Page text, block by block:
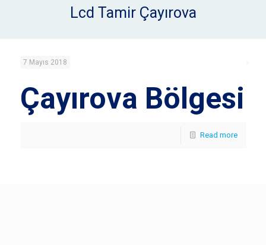
Lcd Tamir Çayırova
7 Mayıs 2018
Çayırova Bölgesi
Read more